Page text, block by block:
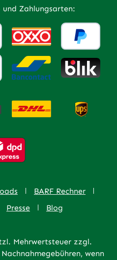
und Zahlungsarten:
BARF Rechner
Presse Blog
Mehrwertsteuer zzgl.
wenn